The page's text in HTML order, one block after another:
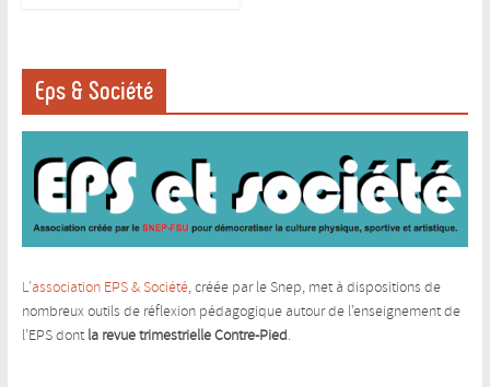
Eps & Société
L’association EPS & Société, créée par le Snep, met à dispositions de
nombreux outils de réflexion pédagogique autour de l’enseignement de
l’EPS dont la revue trimestrielle Contre-Pied.